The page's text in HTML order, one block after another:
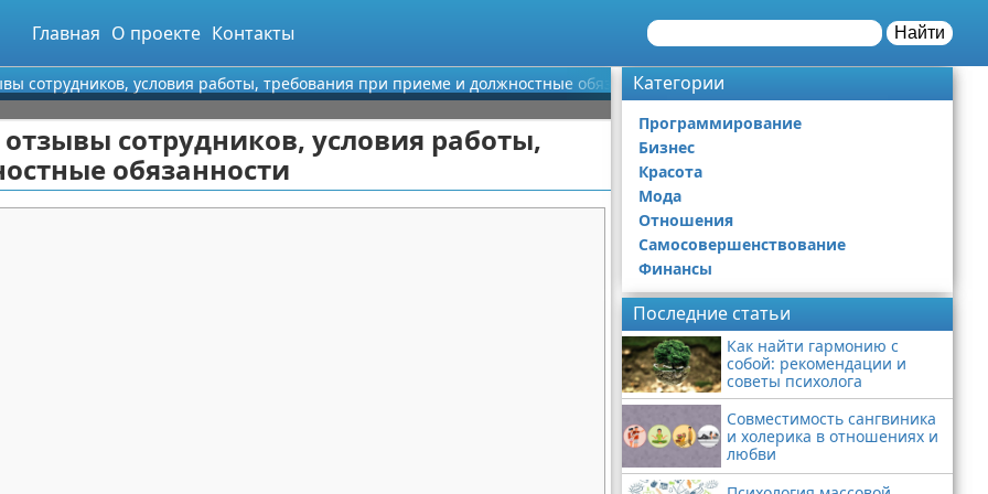
Главная О проекте Контакты Найти
сотрудников, условия работы, требования при приеме и должностные обязанности
сотрудников, условия работы,
обязанности
Категории
Программирование
Бизнес
Красота
Мода
Отношения
Самосовершенствование
Финансы
Последние статьи
Как найти гармонию с
собой: рекомендации и
советы психолога
Совместимость сангвиника
и холерика в отношениях и
любви